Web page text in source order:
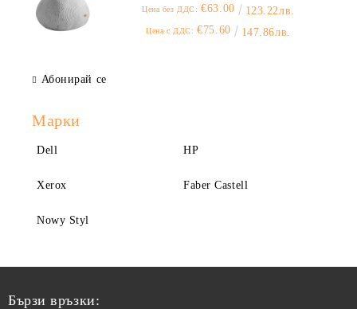
Цена без ДДС: €63.00 123.22лв.
Цена с ДДС: €75.60 147.86лв.
Абонирай се
Марки
Dell HP
Xerox Faber Castell
Nowy Styl
Бързи връзки: